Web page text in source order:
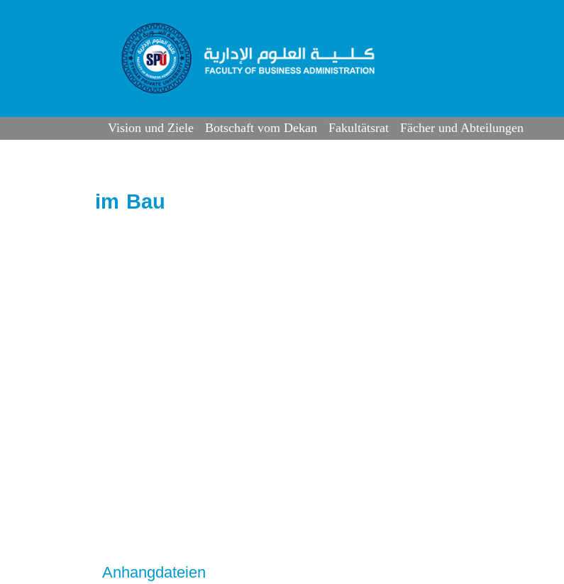
Vision und Ziele Botschaft vom Dekan Fakultätsrat Fächer und Abteilungen
im Bau
Anhangdateien